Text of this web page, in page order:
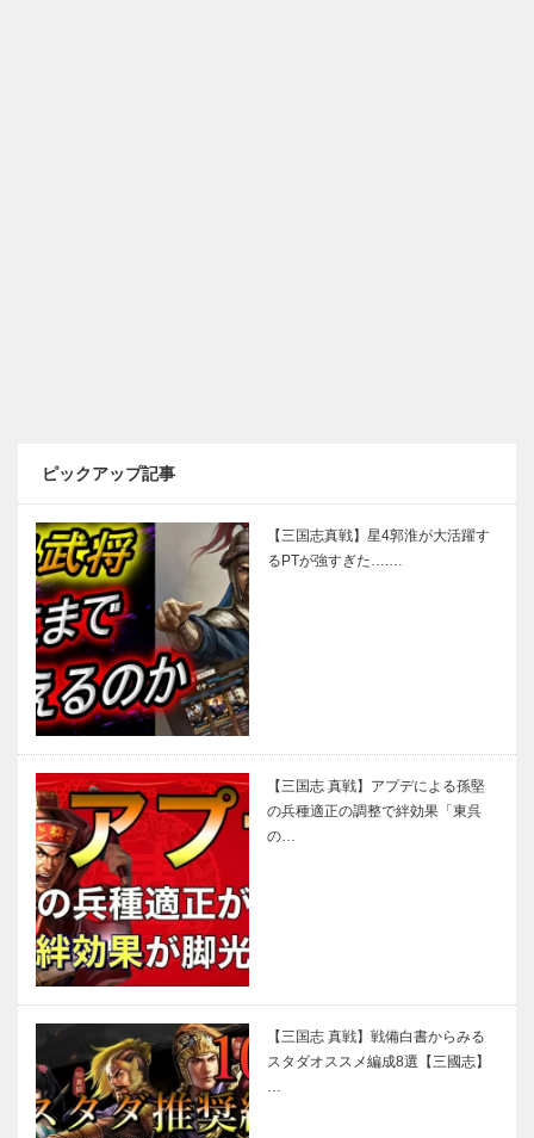
ピックアップ記事
【三国志真戦】星4郭淮が大活躍す
るPTが強すぎた….…
【三国志 真戦】アプデによる孫堅
の兵種適正の調整で絆効果「東呉
の…
【三国志 真戦】戦備白書からみる
スタダオススメ編成8選【三國志】
…